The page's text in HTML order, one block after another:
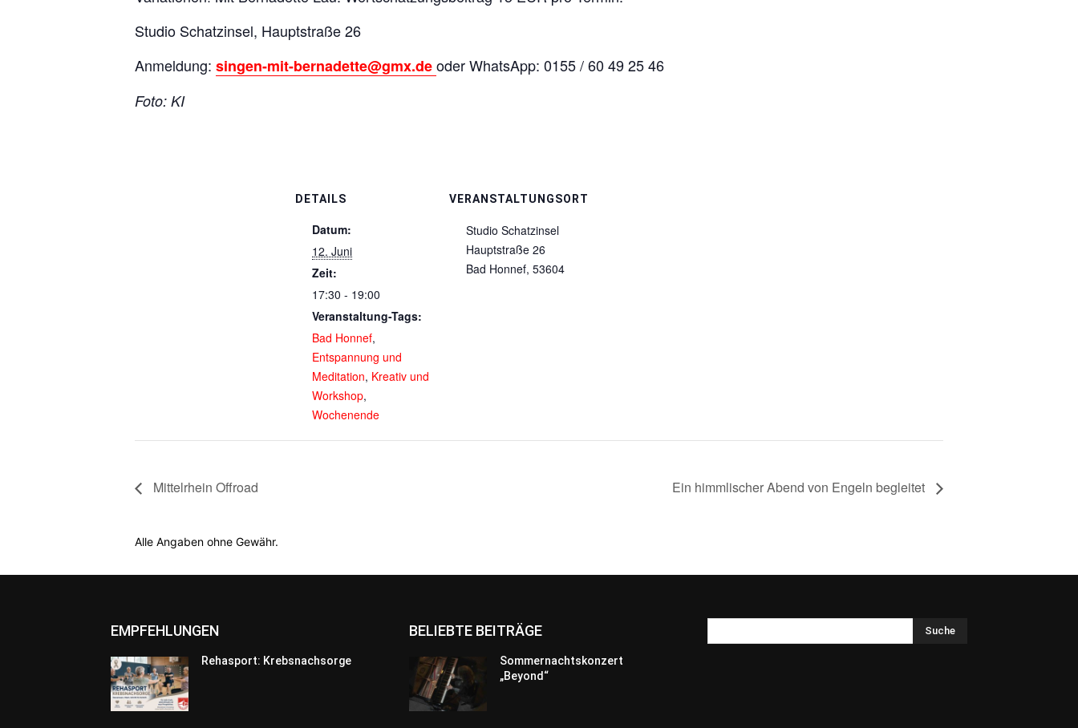
Studio Schatzinsel, Hauptstraße 26
Anmeldung: singen-mit-bernadette@gmx.deoder WhatsApp: 0155 / 60 49 25 46
Foto: KI
DETAILS
Datum:
12. Juni
Zeit:
17:30 - 19:00
Veranstaltung-Tags:
Bad Honnef,
Entspannung und
Meditation, Kreativ und
Workshop,
Wochenende
VERANSTALTUNGSORT
Studio Schatzinsel
Hauptstraße 26
Bad Honnef, 53604
Mittelrhein Offroad Ein himmlischer Abend von Engeln begleitet
Alle Angaben ohne Gewähr.
EMPFEHLUNGEN
Rehasport: Krebsnachsorge
BELIEBTE BEITRÄGE
Sommernachtskonzert
„Beyond“
Suche